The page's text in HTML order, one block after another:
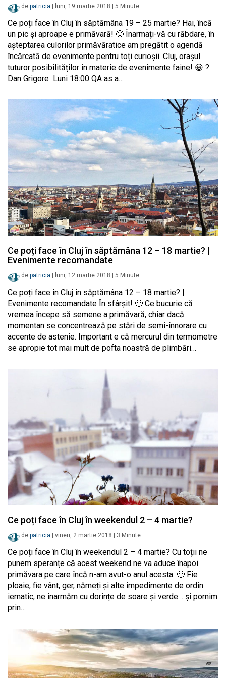
de patricia luni, 19 martie 2018 5 Minute
Ce poți face în Cluj în săptămâna 19 – 25 martie? Hai, încă
un pic și aproape e primăvară! 🙂 Înarmați-vă cu răbdare, în
așteptarea culorilor primăvăratice am pregătit o agendă
încărcată de evenimente pentru toți curioșii. Cluj, orașul
tuturor posibilităților în materie de evenimente faine! 😀 ?
Dan Grigore Luni 18:00 QA as a…
Ce poți face în Cluj în săptămâna 12 – 18 martie? |
Evenimente recomandate
de patricia luni, 12 martie 2018 5 Minute
Ce poți face în Cluj în săptămâna 12 – 18 martie? |
Evenimente recomandate În sfârșit! 🙂 Ce bucurie că
vremea începe să semene a primăvară, chiar dacă
momentan se concentrează pe stări de semi-înnorare cu
accente de astenie. Important e că mercurul din termometre
se apropie tot mai mult de pofta noastră de plimbări…
Ce poți face în Cluj în weekendul 2 – 4 martie?
de patricia vineri, 2 martie 2018 3 Minute
Ce poți face în Cluj în weekendul 2 – 4 martie? Cu toții ne
punem speranțe că acest weekend ne va aduce înapoi
primăvara pe care încă n-am avut-o anul acesta. 🙂 Fie
ploaie, fie vânt, ger, nămeți și alte impedimente de ordin
iernatic, ne înarmăm cu dorințe de soare și verde… și pornim
prin…